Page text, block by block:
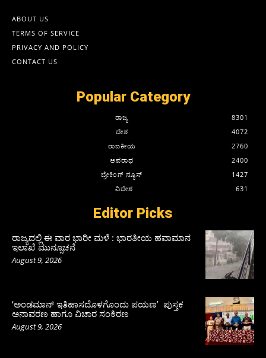
ABOUT US
TERMS OF SERVICE
PRIVACY AND POLICY
CONTACT US
Popular Category
ರಾಜ್ಯ
8301
ದೇಶ
4072
ರಾಜಕೀಯ
2760
ಅಪರಾಧ
2400
ಬ್ರೇಕಿಂಗ್ ನ್ಯೂಸ್
1427
ವಿದೇಶ
631
Editor Picks
ರಾಜ್ಯದಲ್ಲಿ ಈ ವಾರ ಭಾರೀ ಮಳೆ : ಭಾರತೀಯ ಹವಾಮಾನ
ಇಲಾಖೆ ಮುನ್ಸೂಚನೆ
August 9, 2026
‘ಅಂಡಮಾನ್ ಇತಿಹಾಸದೊಳಗೊಂದು ಪಯಣ’ ಪುಸ್ತಕ
ಅನಾವರಣ ಹಾಗೂ ವಿಚಾರ ಸಂಕಿರಣ
August 9, 2026